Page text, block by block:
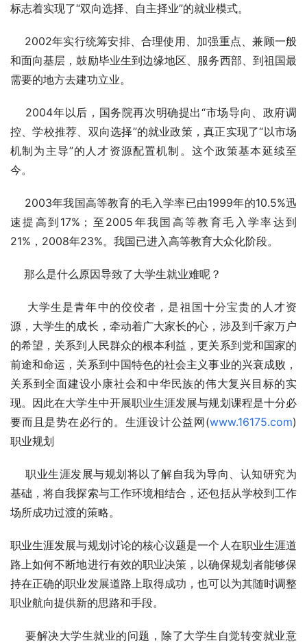
标志着实现了“双向选择、自主择业”的就业模式。
2002年实行统筹安排、合理使用、加强重点、兼顾一般
和面向基层，鼓励毕业生到边缘地区、服务西部、到祖国最
需要的地方去建功立业。
2004年以后，国务院再次明确提出“市场导向、政府调
控、学校推荐、双向选择”的就业政策，真正实现了“以市场
机制为主导”的人才资源配置机制。这个政策基本延续至
今。
2003年我国高等教育的毛入学率已由1999年的10.5%迅
速提高到17%；至2005年我国高等教育毛入学率达到
21%，2008年23%。我国已进入高等教育大众化阶段。
那么是什么原因导致了大学生就业难呢？
大学生是青年中的佼佼者，是祖国十分宝贵的人才资
源，大学生的成长，牵动着广大家长的心，涉及到千家万户
的希望，关系到人民群众的根本利益，更关系到党和国家的
前途和命运，关系到中国特色的社会主义事业的兴衰成败，
关系到全面建设小康社会和中华民族的伟大复兴目标的实
现。因此在大学生中开展职业生涯发展与规划课程是十分必
要而且是势在必行的。生涯设计公益网(www.16175.com)
职业规划
职业生涯发展与规划将以了解自我为导向、认知研究为
基础，将自我探索与工作环境相结合，还包括从学校到工作
场所成功过渡的策略。
职业生涯发展与规划讨论的核心议题是一个人在职业生涯道
路上如何不断地进行有效的职业决策，以确保规划者能够保
持在正确的职业发展道路上取得成功，也可以为其随时调整
职业航向提供新的思路和手段。
要解决大学生就业的问题，除了大学生自觉转变就业意